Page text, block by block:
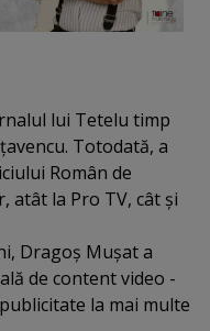
lui Tetelu timp
Totodată, a
Român de
atât la Pro TV, cât şi
Dragoş Muşat a
de content video -
la mai multe